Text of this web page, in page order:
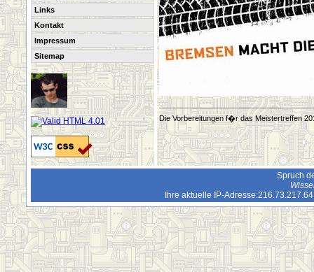
Links
Kontakt
Impressum
Sitemap
Die Vorbereitungen f�r das Meistertreffen
Spruch
Ihre aktuelle IP-